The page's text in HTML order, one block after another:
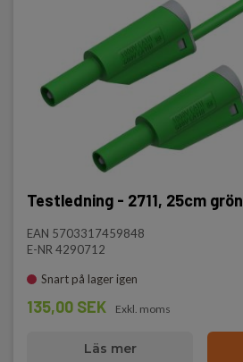
Testledning - 2711, 25cm grön
EAN 5703317459848
E-NR 4290712
Snart på lager igen
135,00 SEK Exkl. moms
Läs mer